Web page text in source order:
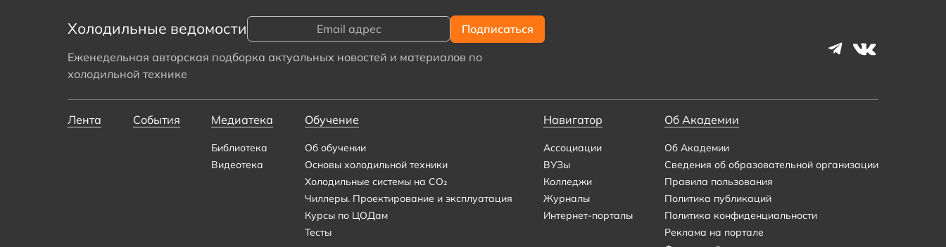
Холодильные ведомости
Еженедельная авторская подборка актуальных новостей и материалов по
холодильной технике
Лента События Медиатека
Библиотека
Видеотека
Обучение
Об обучении
Основы холодильной техники
Холодильные системы на CO₂
Чиллеры. Проектирование и эксплуатация
Курсы по ЦОДам
Тесты
Навигатор
Ассоциации
ВУЗы
Колледжи
Журналы
Интернет-порталы
Об Академии
Об Академии
Сведения об образовательной организации
Правила пользования
Политика публикаций
Политика конфиденциальности
Реклама на портале